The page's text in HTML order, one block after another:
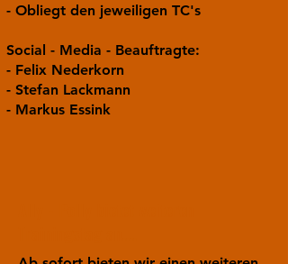
- Obliegt den jeweiligen TC's
Social - Media - Beauftragte:
- Felix Nederkorn
- Stefan Lackmann
- Markus Essink